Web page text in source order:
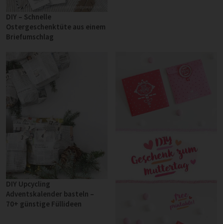
DIY – Schnelle
Ostergeschenktüte aus einem
Briefumschlag
DIY Upcycling
Adventskalender basteln –
70+ günstige Füllideen